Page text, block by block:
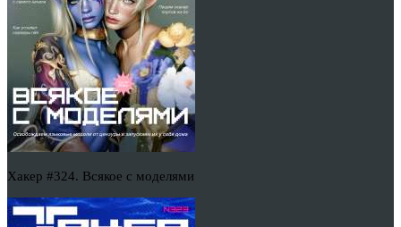
Хакер #324. Всякое с моделями